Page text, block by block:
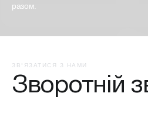
разом.
ЗВ'ЯЗАТИСЯ З НАМИ
Зворотній